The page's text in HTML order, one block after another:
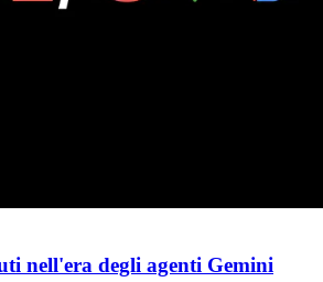
nell'era degli agenti Gemini